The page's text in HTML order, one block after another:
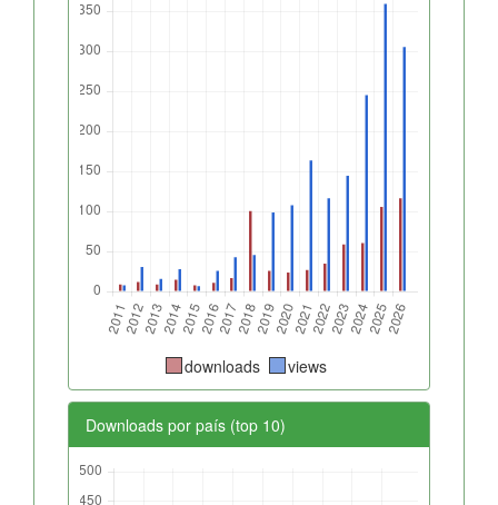
downloads views
Downloads por país (top 10)